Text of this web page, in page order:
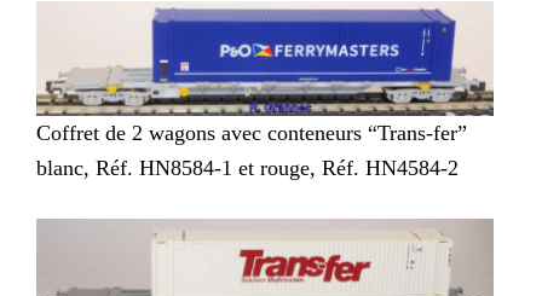
Coffret de 2 wagons avec conteneurs “Trans-fer”
blanc, Réf. HN8584-1 et rouge, Réf. HN4584-2